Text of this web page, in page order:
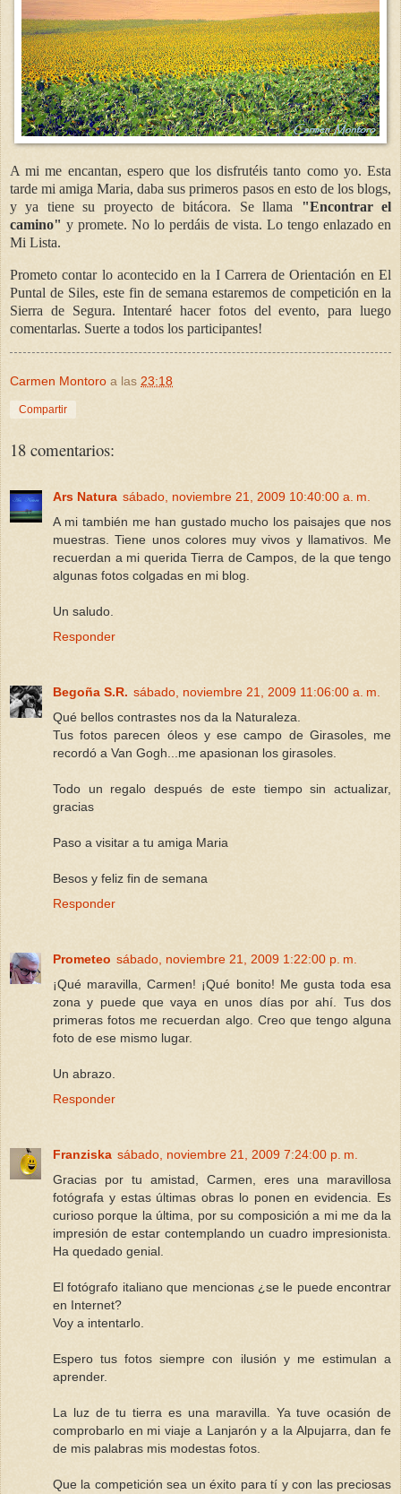
A mi me encantan, espero que los disfrutéis tanto como yo. Esta
tarde mi amiga Maria, daba sus primeros pasos en esto de los blogs,
y ya tiene su proyecto de bitácora. Se llama "Encontrar el
camino" y promete. No lo perdáis de vista. Lo tengo enlazado en
Mi Lista.
Prometo contar lo acontecido en la I Carrera de Orientación en El
Puntal de Siles, este fin de semana estaremos de competición en la
Sierra de Segura. Intentaré hacer fotos del evento, para luego
comentarlas. Suerte a todos los participantes!
Carmen Montoro a las 23:18
Compartir
18 comentarios:
Ars Natura sábado, noviembre 21, 2009 10:40:00 a. m.
A mi también me han gustado mucho los paisajes que nos
muestras. Tiene unos colores muy vivos y llamativos. Me
recuerdan a mi querida Tierra de Campos, de la que tengo
algunas fotos colgadas en mi blog.
Un saludo.
Responder
Begoña S.R. sábado, noviembre 21, 2009 11:06:00 a. m.
Qué bellos contrastes nos da la Naturaleza.
Tus fotos parecen óleos y ese campo de Girasoles, me
recordó a Van Gogh...me apasionan los girasoles.
Todo un regalo después de este tiempo sin actualizar,
gracias
Paso a visitar a tu amiga Maria
Besos y feliz fin de semana
Responder
Prometeo sábado, noviembre 21, 2009 1:22:00 p. m.
¡Qué maravilla, Carmen! ¡Qué bonito! Me gusta toda esa
zona y puede que vaya en unos días por ahí. Tus dos
primeras fotos me recuerdan algo. Creo que tengo alguna
foto de ese mismo lugar.
Un abrazo.
Responder
Franziska sábado, noviembre 21, 2009 7:24:00 p. m.
Gracias por tu amistad, Carmen, eres una maravillosa
fotógrafa y estas últimas obras lo ponen en evidencia. Es
curioso porque la última, por su composición a mi me da la
impresión de estar contemplando un cuadro impresionista.
Ha quedado genial.
El fotógrafo italiano que mencionas ¿se le puede encontrar
en Internet?
Voy a intentarlo.
Espero tus fotos siempre con ilusión y me estimulan a
aprender.
La luz de tu tierra es una maravilla. Ya tuve ocasión de
comprobarlo en mi viaje a Lanjarón y a la Alpujarra, dan fe
de mis palabras mis modestas fotos.
Que la competición sea un éxito para tí y con las preciosas